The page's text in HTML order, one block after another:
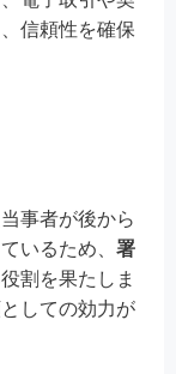
信頼性を確保
事者が後から
いるため、 署
役割を果たしま
しての効力が